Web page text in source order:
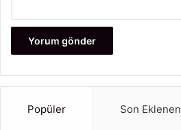
Popüler Son Eklenen